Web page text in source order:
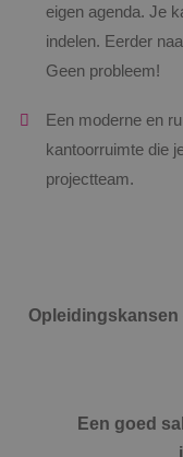
eigen agenda. Je
indelen. Eerder
Geen probleem!
Een moderne en
kantoorruimte die
projectteam.
Een goed